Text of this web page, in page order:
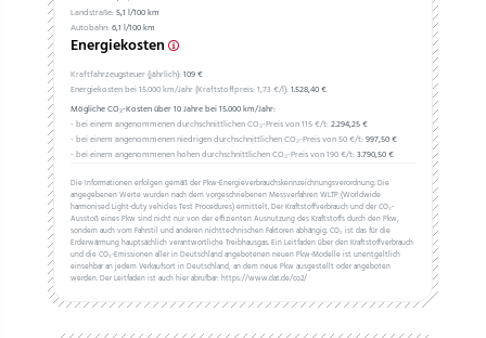
Landstraße:5,1 l/100 km
Autobahn:6,1 l/100 km
Energiekosten
Kraftfahrzeugsteuer (jährlich):109 €
Energiekosten bei 15.000 km/Jahr (Kraftstoffpreis:1,73€/l):1.528,40 €
Mögliche CO₂-Kosten über 10 Jahre bei 15.000 km/Jahr:
- bei einem angenommenen durchschnittlichen CO₂-Preis von 115 €/t:2.294,25 €
- bei einem angenommenen niedrigen durchschnittlichen CO₂-Preis von 50 €/t:997,50 €
- bei einem angenommenen hohen durchschnittlichen CO₂-Preis von 190 €/t:3.790,50 €
Die Informationen erfolgen gemäß der Pkw-Energieverbrauchskennzeichnungsverordnung. Die
angegebenen Werte wurden nach dem vorgeschriebenen Messverfahren WLTP (Worldwide
harmonised Light-duty vehicles Test Procedures) ermittelt. Der Kraftstoffverbrauch und der CO₂-
Ausstoß eines Pkw sind nicht nur von der effizienten Ausnutzung des Kraftstoffs durch den Pkw,
sondern auch vom Fahrstil und anderen nichttechnischen Faktoren abhängig. CO₂ ist das für die
Erderwärmung hauptsächlich verantwortliche Treibhausgas. Ein Leitfaden über den Kraftstoffverbrauch
und die CO₂-Emissionen aller in Deutschland angebotenen neuen Pkw-Modelle ist unentgeltlich
einsehbar an jedem Verkaufsort in Deutschland, an dem neue Pkw ausgestellt oder angeboten
werden. Der Leitfaden ist auch hier abrufbar: https://www.dat.de/co2/